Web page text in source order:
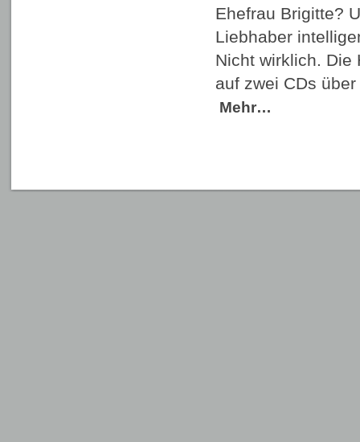
Ehefrau Brigitte?
Liebhaber
Nicht wirklich. Die
auf zwei CDs
Mehr…